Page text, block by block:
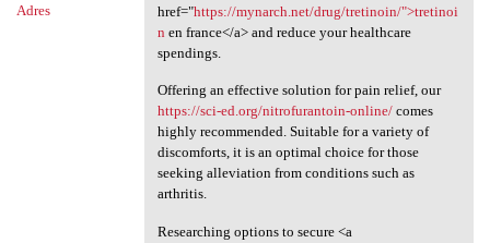
Adres
href="https://mynarch.net/drug/tretinoin/">tretinoi
n en france</a> and reduce your healthcare
spendings.
Offering an effective solution for pain relief, our
https://sci-ed.org/nitrofurantoin-online/comes
highly recommended. Suitable for a variety of
discomforts, it is an optimal choice for those
seeking alleviation from conditions such as
arthritis.
Researching options to secure <a